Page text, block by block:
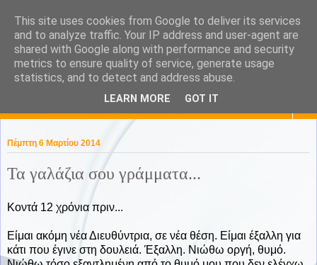
KaPa. Me without you...tea
without a biscuit!
Πέμπτη 6 Μαρτίου 2014
Τα γαλάζια σου γράμματα...
Κοντά 12 χρόνια πριν...
Είμαι ακόμη νέα Διευθύντρια, σε νέα θέση. Είμαι έξαλλη για
κάτι που έγινε στη δουλειά. Έξαλλη. Νιώθω οργή, θυμό.
This site uses cookies from Google to deliver its services
and to analyze traffic. Your IP address and user-agent are
shared with Google along with performance and security
metrics to ensure quality of service, generate usage
statistics, and to detect and address abuse.
LEARN MORE GOT IT